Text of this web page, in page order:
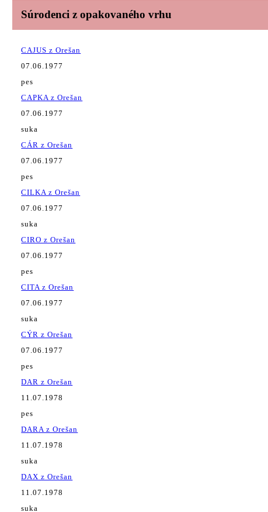
Súrodenci z opakovaného vrhu
CAJUS z Orešan
07.06.1977
pes
CAPKA z Orešan
07.06.1977
suka
CÁR z Orešan
07.06.1977
pes
CILKA z Orešan
07.06.1977
suka
CIRO z Orešan
07.06.1977
pes
CITA z Orešan
07.06.1977
suka
CÝR z Orešan
07.06.1977
pes
DAR z Orešan
11.07.1978
pes
DARA z Orešan
11.07.1978
suka
DAX z Orešan
11.07.1978
suka